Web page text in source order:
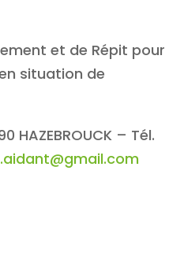
et de Répit pour
situation de
HAZEBROUCK – Tél.